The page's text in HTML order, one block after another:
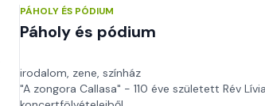
PÁHOLY ÉS PÓDIUM
Páholy és pódium
irodalom, zene, színház
"A zongora Callasa" - 110 éve született Rév